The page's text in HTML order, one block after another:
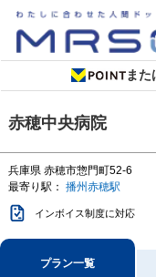
また
赤穂中央病院
兵庫県 赤穂市惣門町52-6
最寄り駅： 播州赤穂駅
インボイス制度に対応
プラン一覧